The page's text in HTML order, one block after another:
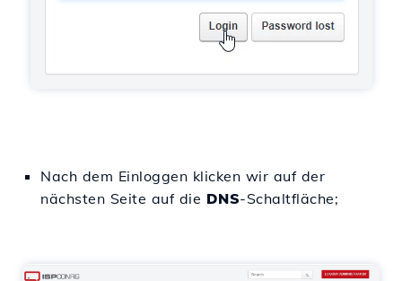
Nach dem Einloggen klicken wir auf der
nächsten Seite auf die DNS-Schaltfläche;